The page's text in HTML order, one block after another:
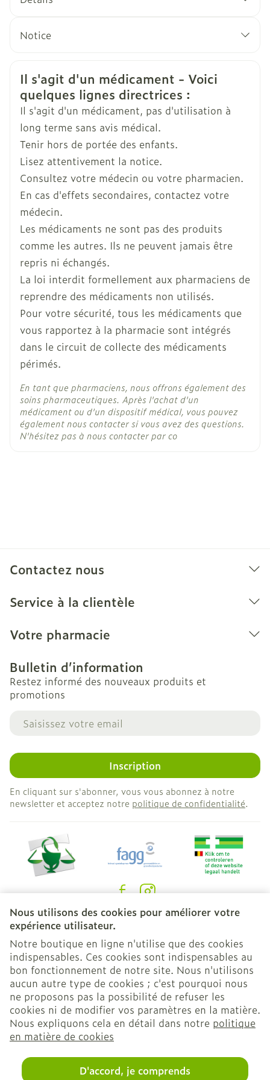
Nous utilisons des cookies pour améliorer votre
expérience utilisateur.
Notre boutique en ligne n'utilise que des cookies
indispensables. Ces cookies sont indispensables au
bon fonctionnement de notre site. Nous n'utilisons
aucun autre type de cookies ; c'est pourquoi nous
ne proposons pas la possibilité de refuser les
cookies ni de modifier vos paramètres en la matière.
Nous expliquons cela en détail dans notre politique
en matière de cookies
D'accord, je comprends
les suppléments de potassium (y compris les
substituts de sels contenant du potassium)
les diurétiques (comprimés favorisant
l'évacuation urinaire)
l'héparine (un médicament pour fluidifier le
sang)
les laxatifs
les stéroïdes
la corticotrophine (une hormone, également
appelée " ACTH ")
la carbénoxolone (un médicament utilisé pour
traiter les ulcères de la bouche et de l'estomac)
la pénicilline-G sodique (également appelée
benzylpénicilline sodique, un antibiotique)
salicylés
Une fois par jour, pendant ou en dehors des
repas.
Prendre chaque jour à la même heure.
Avaler avec suffisamment de liquide (par ex. 1
verre d'eau).
Ne pas mâcher le comprimé.
Marques Eurogenerics (EG)
Largeur 50 mm
Longueur 122 mm
Profondeur 100 mm
Quantité Du
Paquet
98
Ingrédients
Actifs
hydrochlorothiazide,
olmésartan médoxomil
Préservation
Température ambiante (15°C -
25°C)
Notice
Informations sur la sécurité
Il s'agit d'un médicament - Voici
quelques lignes directrices :
Il s'agit d'un médicament, pas d'utilisation à
long terme sans avis médical.
Tenir hors de portée des enfants.
Lisez attentivement la notice.
Consultez votre médecin ou votre pharmacien.
En cas d'effets secondaires, contactez votre
médecin.
Les médicaments ne sont pas des produits
comme les autres. Ils ne peuvent jamais être
repris ni échangés.
La loi interdit formellement aux pharmaciens de
reprendre des médicaments non utilisés.
Pour votre sécurité, tous les médicaments que
vous rapportez à la pharmacie sont intégrés
dans le circuit de collecte des médicaments
périmés.
En tant que pharmaciens, nous offrons également des
soins pharmaceutiques. Après l'achat d'un
médicament ou d'un dispositif médical, vous pouvez
également nous contacter si vous avez des questions.
N'hésitez pas à nous contacter par co
Contactez nous
Service à la clientèle
Votre pharmacie
Bulletin d’information
Restez informé des nouveaux produits et
promotions
Adresse mail
Inscription
En cliquant sur s'abonner, vous vous abonnez à notre
newsletter et acceptez notre politique de confidentialité.
Liens légaux